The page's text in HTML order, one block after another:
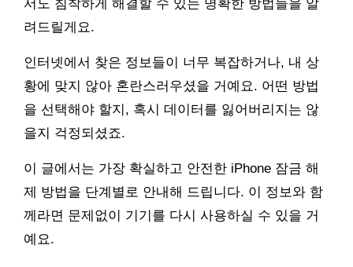
서도 침착하게 해결할 수 있는 명확한 방법들을 알
려드릴게요.
인터넷에서 찾은 정보들이 너무 복잡하거나, 내 상
황에 맞지 않아 혼란스러우셨을 거예요. 어떤 방법
을 선택해야 할지, 혹시 데이터를 잃어버리지는 않
을지 걱정되셨죠.
이 글에서는 가장 확실하고 안전한 iPhone 잠금 해
제 방법을 단계별로 안내해 드립니다. 이 정보와 함
께라면 문제없이 기기를 다시 사용하실 수 있을 거
예요.